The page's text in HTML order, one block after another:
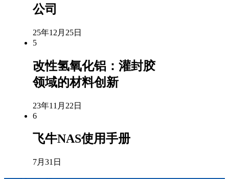
公司
25年12月25日
5
改性氢氧化铝：灌封胶
领域的材料创新
23年11月22日
6
飞牛NAS使用手册
7月31日